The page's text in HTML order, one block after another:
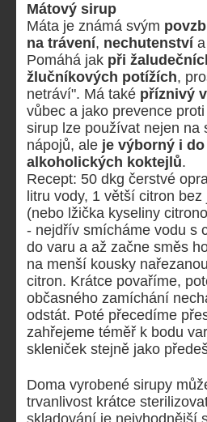
Mátový sirup
Máta je známá svým
na trávení, nechutenství a
Pomáhá jak při
žlučníkových potížích,
netráví". Má také příznivý
vůbec a jako prevence
sirup lze používat nejen na
nápojů, ale je výborný i
alkoholických koktejlů.
Recept: 50 dkg čerstvé
litru vody, 1 větší citron
(nebo lžička kyseliny
- nejdřív smícháme vodu s
do varu a až začne směs
na menší kousky
citron. Krátce povaříme,
občasného zamíchání
odstát. Poté přecedíme
zahřejeme téměř k bodu
skleniček stejně jako
Doma vyrobené sirupy
trvanlivost krátce
skladování je nejvhodnější